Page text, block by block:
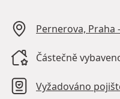
Pernerova, Praha
Částečně
Vyžadováno